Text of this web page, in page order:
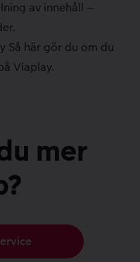
av innehåll –
Så här gör du om du
Viaplay.
mer